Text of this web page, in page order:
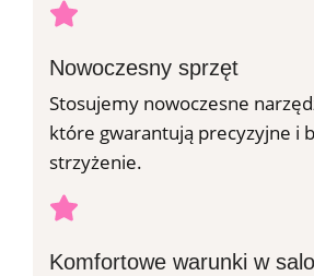
Nowoczesny sprzęt
Stosujemy nowoczesne
które gwarantują precyzyjne i
strzyżenie.
Komfortowe warunki w